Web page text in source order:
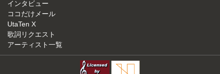
インタビュー
ココだけメール
UtaTen X
歌詞リクエスト
アーティスト一覧